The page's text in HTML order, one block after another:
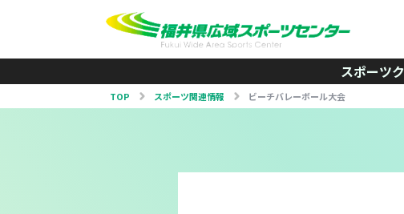
スポーツ
TOP スポーツ関連情報 ビーチバレーボール大会